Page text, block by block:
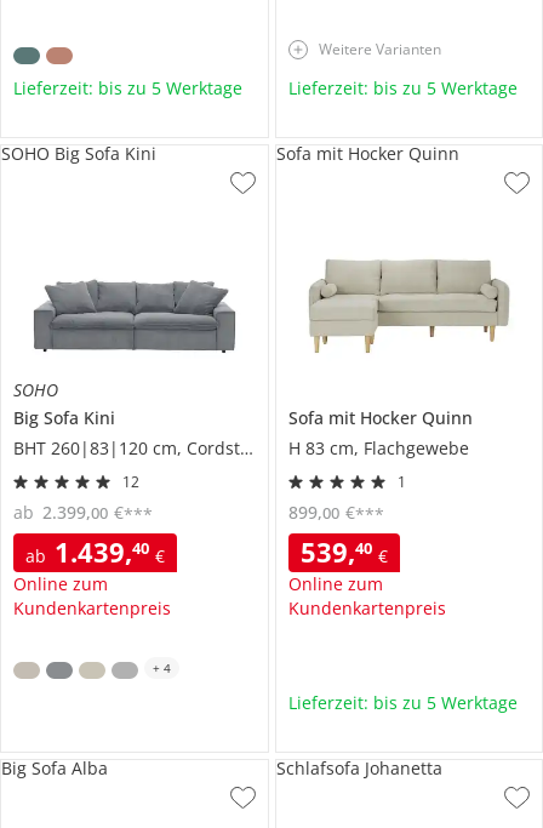
Lieferzeit: bis zu 5 Werktage
Weitere Varianten
Lieferzeit: bis zu 5 Werktage
SOHO
Big Sofa Kini
BHT 260|83|120 cm, Cordstoff
12
ab 1.439,40 €
Online zum
Kundenkartenpreis
ab 2.399,00 €***
SOHO Big Sofa Kini
+ 4
Sofa mit Hocker Quinn
H 83 cm, Flachgewebe
1
539,40 €
Online zum
Kundenkartenpreis
899,00 €***
Sofa mit Hocker Quinn
Lieferzeit: bis zu 5 Werktage
Big Sofa Alba Schlafsofa Johanetta